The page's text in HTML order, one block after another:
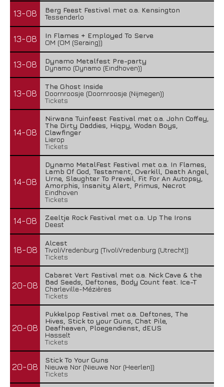
13-08
Berg Feest Festival met o.a. Kensington
Tessenderlo
13-08
In Flames + Employed To Serve
OM (OM (Seraing))
13-08
Dynamo Metalfest Pre-party
Dynamo (Dynamo (Eindhoven))
13-08
The Ghost Inside
Doornroosje (Doornroosje (Nijmegen))
Tickets
14-08
Nirwana Tuinfeest Festival met o.a. John Coffey,
The Dirty Daddies, Hiqpy, Wodan Boys,
Clawfinger
Lierop
Tickets
14-08
Dynamo MetalFest Festival met o.a. In Flames,
Lamb Of God, Testament, Overkill, Death Angel,
Urne, Slaughter To Prevail, Fit For An Autopsy,
Amorphis, Insanity Alert, Primus, Necrot
Eindhoven
Tickets
14-08
Zeeltje Rock Festival met o.a. Up The Irons
Deest
18-08
Alcest
TivoliVredenburg (TivoliVredenburg (Utrecht))
Tickets
20-08
Cabaret Vert Festival met o.a. Nick Cave & the
Bad Seeds, Deftones, Body Count feat. Ice-T
Charleville-Mézières
Tickets
20-08
Pukkelpop Festival met o.a. Deftones, The
Hives, Stick to your Guns, Chat Pile,
Deafheaven, Ploegendienst, dEUS
Hasselt
Tickets
20-08
Stick To Your Guns
Nieuwe Nor (Nieuwe Nor (Heerlen))
Tickets